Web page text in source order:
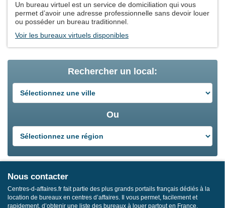
Un bureau virtuel est un service de domiciliation qui vous
permet d’avoir une adresse professionnelle sans devoir louer
ou posséder un bureau traditionnel.
Voir les bureaux virtuels disponibles
Rechercher un local:
Ou
Nous contacter
Centres-d-affaires.fr fait partie des plus grands portails français dédiés à la
location de bureaux en centres d’affaires. Il vous permet, facilement et
rapidement, d’obtenir une liste des bureaux à louer partout en France.